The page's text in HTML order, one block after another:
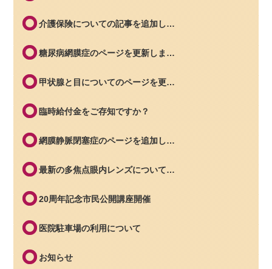
介護保険についての記事を追加し…
糖尿病網膜症のページを更新しま…
甲状腺と目についてのページを更…
臨時給付金をご存知ですか？
網膜静脈閉塞症のページを追加し…
最新の多焦点眼内レンズについて…
20周年記念市民公開講座開催
医院駐車場の利用について
お知らせ